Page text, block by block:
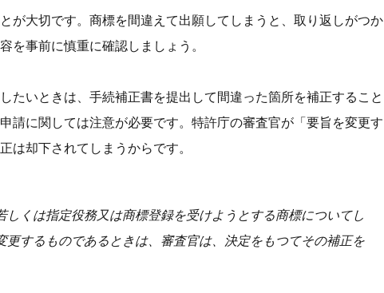
が大切です。商標を間違えて出願してしまうと、取り返しがつか
を事前に慎重に確認しましょう。
たいときは、手続補正書を提出して間違った箇所を補正すること
請に関しては注意が必要です。特許庁の審査官が「要旨を変更す
は却下されてしまうからです。
しくは指定役務又は商標登録を受けようとする商標についてし
更するものであるときは、審査官は、決定をもつてその補正を